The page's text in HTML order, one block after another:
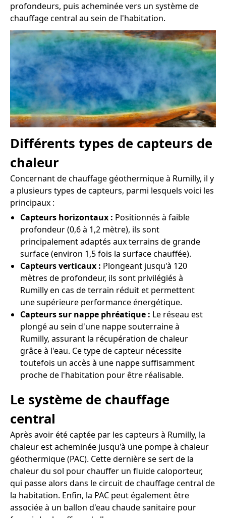
profondeurs, puis acheminée vers un système de
chauffage central au sein de l'habitation.
Différents types de capteurs de
chaleur
Concernant de chauffage géothermique à Rumilly, il y
a plusieurs types de capteurs, parmi lesquels voici les
principaux :
Capteurs horizontaux : Positionnés à faible
profondeur (0,6 à 1,2 mètre), ils sont
principalement adaptés aux terrains de grande
surface (environ 1,5 fois la surface chauffée).
Capteurs verticaux : Plongeant jusqu'à 120
mètres de profondeur, ils sont privilégiés à
Rumilly en cas de terrain réduit et permettent
une supérieure performance énergétique.
Capteurs sur nappe phréatique : Le réseau est
plongé au sein d'une nappe souterraine à
Rumilly, assurant la récupération de chaleur
grâce à l'eau. Ce type de capteur nécessite
toutefois un accès à une nappe suffisamment
proche de l'habitation pour être réalisable.
Le système de chauffage
central
Après avoir été captée par les capteurs à Rumilly, la
chaleur est acheminée jusqu'à une pompe à chaleur
géothermique (PAC). Cette dernière se sert de la
chaleur du sol pour chauffer un fluide caloporteur,
qui passe alors dans le circuit de chauffage central de
la habitation. Enfin, la PAC peut également être
associée à un ballon d'eau chaude sanitaire pour